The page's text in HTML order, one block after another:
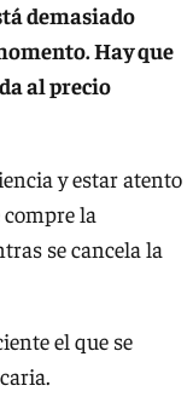
demasiado
Hay que
al precio
y estar atento
compre la
se cancela la
el que se